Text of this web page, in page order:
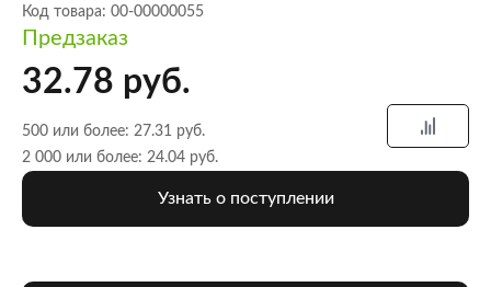
Код товара: 00-00000055
Предзаказ
32.78 руб.
500 или более: 27.31 руб.
2 000 или более: 24.04 руб.
Узнать о поступлении